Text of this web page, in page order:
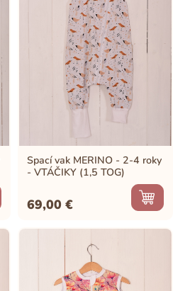
Spací vak MERINO - 2-4 roky
- VTÁČIKY (1,5 TOG)
69,00€